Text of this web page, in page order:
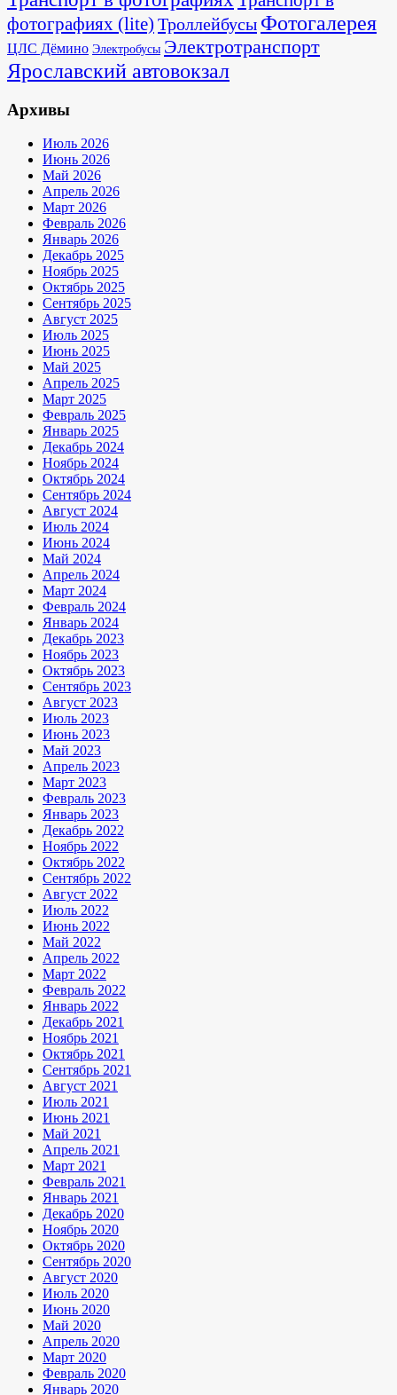
фотографиях (lite) Троллейбусы Фотогалерея
ЦЛС Дёмино Электробусы Электротранспорт
Ярославский автовокзал
Архивы
Июль 2026
Июнь 2026
Май 2026
Апрель 2026
Март 2026
Февраль 2026
Январь 2026
Декабрь 2025
Ноябрь 2025
Октябрь 2025
Сентябрь 2025
Август 2025
Июль 2025
Июнь 2025
Май 2025
Апрель 2025
Март 2025
Февраль 2025
Январь 2025
Декабрь 2024
Ноябрь 2024
Октябрь 2024
Сентябрь 2024
Август 2024
Июль 2024
Июнь 2024
Май 2024
Апрель 2024
Март 2024
Февраль 2024
Январь 2024
Декабрь 2023
Ноябрь 2023
Октябрь 2023
Сентябрь 2023
Август 2023
Июль 2023
Июнь 2023
Май 2023
Апрель 2023
Март 2023
Февраль 2023
Январь 2023
Декабрь 2022
Ноябрь 2022
Октябрь 2022
Сентябрь 2022
Август 2022
Июль 2022
Июнь 2022
Май 2022
Апрель 2022
Март 2022
Февраль 2022
Январь 2022
Декабрь 2021
Ноябрь 2021
Октябрь 2021
Сентябрь 2021
Август 2021
Июль 2021
Июнь 2021
Май 2021
Апрель 2021
Март 2021
Февраль 2021
Январь 2021
Декабрь 2020
Ноябрь 2020
Октябрь 2020
Сентябрь 2020
Август 2020
Июль 2020
Июнь 2020
Май 2020
Апрель 2020
Март 2020
Февраль 2020
Январь 2020